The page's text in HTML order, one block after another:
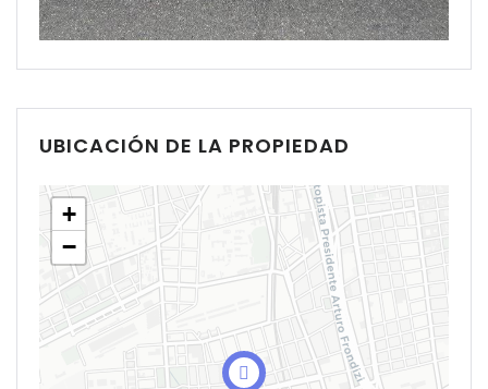
UBICACIÓN DE LA PROPIEDAD
+
−
Remember me Forgot Password?
Sign In